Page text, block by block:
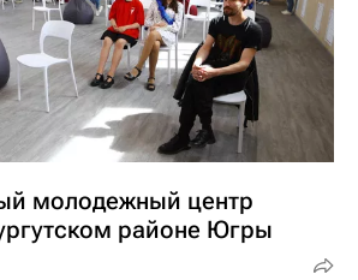
молодежный центр
районе Югры